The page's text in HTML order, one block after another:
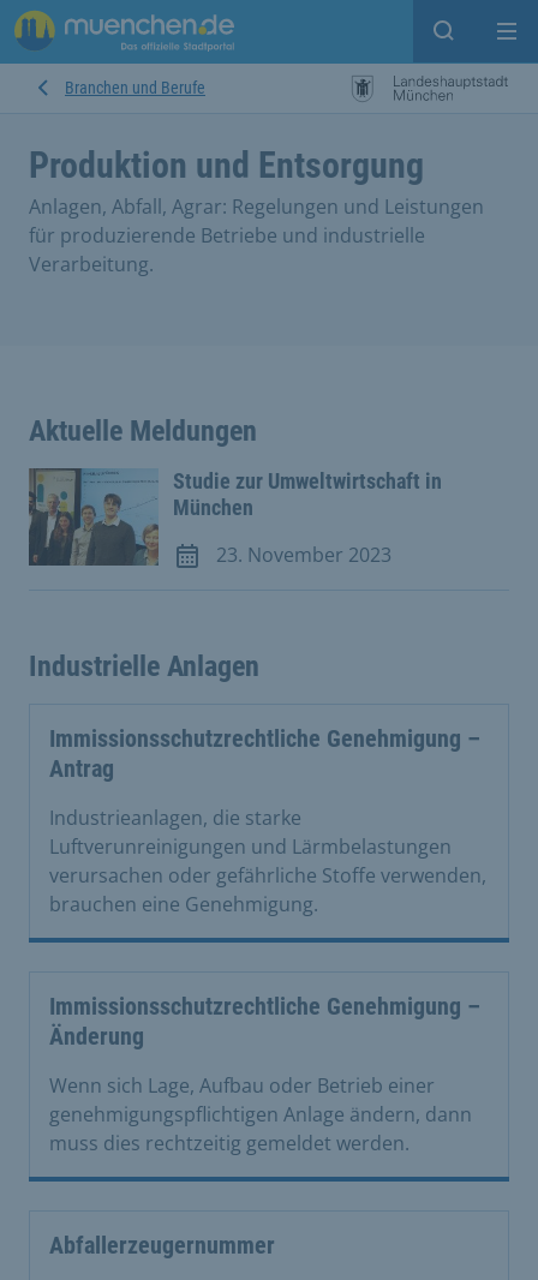
Suche
Branchen und Berufe
Produktion und Entsorgung
Anlagen, Abfall, Agrar: Regelungen und Leistungen
für produzierende Betriebe und industrielle
Verarbeitung.
Aktuelle Meldungen
Studie zur Umweltwirtschaft in
München
Meldung vom 23. November 2023
23. November 2023
Industrielle Anlagen
Immissionsschutzrechtliche Genehmigung –
Antrag
Industrieanlagen, die starke
Luftverunreinigungen und Lärmbelastungen
verursachen oder gefährliche Stoffe verwenden,
brauchen eine Genehmigung.
Immissionsschutzrechtliche Genehmigung –
Änderung
Wenn sich Lage, Aufbau oder Betrieb einer
genehmigungspflichtigen Anlage ändern, dann
muss dies rechtzeitig gemeldet werden.
Abfallerzeugernummer